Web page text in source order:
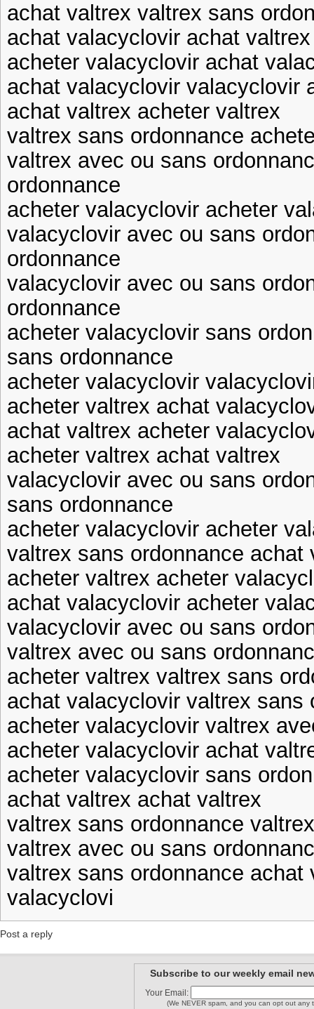
achat valtrex valtrex sans
achat valacyclovir achat valtrex
acheter valacyclovir achat
achat valacyclovir valacyclovir
achat valtrex acheter valtrex
valtrex sans ordonnance
valtrex avec ou sans
ordonnance
acheter valacyclovir acheter
valacyclovir avec ou sans
ordonnance
valacyclovir avec ou sans
ordonnance
acheter valacyclovir sans
sans ordonnance
acheter valacyclovir
acheter valtrex achat
achat valtrex acheter
acheter valtrex achat valtrex
valacyclovir avec ou sans
sans ordonnance
acheter valacyclovir acheter
valtrex sans ordonnance achat
acheter valtrex acheter
achat valacyclovir acheter
valacyclovir avec ou sans
valtrex avec ou sans
acheter valtrex valtrex sans
achat valacyclovir valtrex sans
acheter valacyclovir valtrex
acheter valacyclovir achat
acheter valacyclovir sans
achat valtrex achat valtrex
valtrex sans ordonnance
valtrex avec ou sans
valtrex sans ordonnance achat
valacyclovi
Post a reply
Subscribe to our weekly email
Your Email:
(We NEVER spam, and you can opt out any